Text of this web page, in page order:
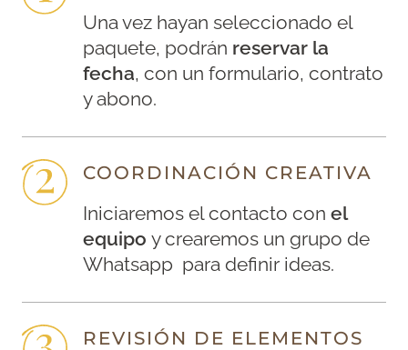
Una vez hayan seleccionado el
paquete, podrán reservar la
fecha, con un formulario, contrato
y abono.
COORDINACIÓN CREATIVA
Iniciaremos el contacto con el
equipo y crearemos un grupo de
Whatsapp para definir ideas.
REVISIÓN DE ELEMENTOS